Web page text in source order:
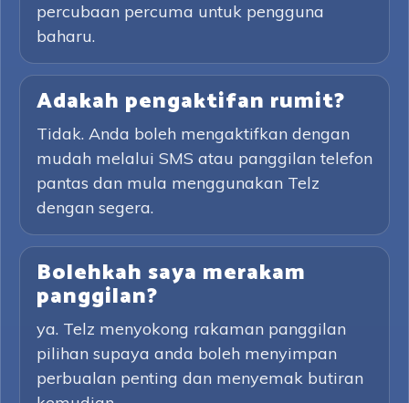
percubaan percuma untuk pengguna
baharu.
Adakah pengaktifan rumit?
Tidak. Anda boleh mengaktifkan dengan
mudah melalui SMS atau panggilan telefon
pantas dan mula menggunakan Telz
dengan segera.
Bolehkah saya merakam
panggilan?
ya. Telz menyokong rakaman panggilan
pilihan supaya anda boleh menyimpan
perbualan penting dan menyemak butiran